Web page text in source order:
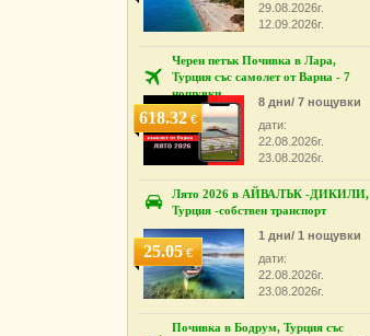
29.08.2026г.
12.09.2026г.
Черен петък Почивка в Лара,
Турция със самолет от Варна - 7
нощувки
618.32€
8 дни/ 7 нощувки
дати:
22.08.2026г.
23.08.2026г.
Лято 2026 в АЙВАЛЪК -ДИКИЛИ,
Турция -собствен транспорт
25.05€
1 дни/ 1 нощувки
дати:
22.08.2026г.
23.08.2026г.
Почивка в Бодрум, Турция със